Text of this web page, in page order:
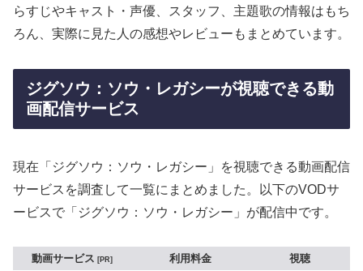
らすじやキャスト・声優、スタッフ、主題歌の情報はもち
ろん、実際に見た人の感想やレビューもまとめています。
ジグソウ：ソウ・レガシーが視聴できる動
画配信サービス
現在「ジグソウ：ソウ・レガシー」を視聴できる動画配信
サービスを調査して一覧にまとめました。以下のVODサ
ービスで「ジグソウ：ソウ・レガシー」が配信中です。
動画サービス PR 利用料金
視聴